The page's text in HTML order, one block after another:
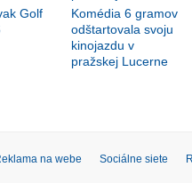
Golf
Komédia 6 gramov
odštartovala svoju
kinojazdu v
pražskej Lucerne
na webe Sociálne siete